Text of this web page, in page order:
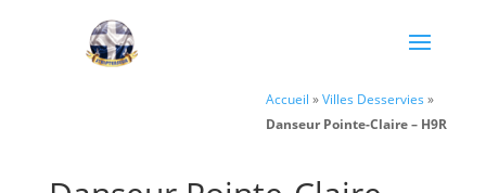
Accueil »Villes Desservies »
Danseur Pointe-Claire – H9R